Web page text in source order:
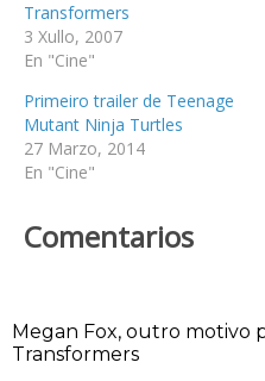
Transformers
3 Xullo, 2007
En "Cine"
Primeiro trailer de Teenage
Mutant Ninja Turtles
27 Marzo, 2014
En "Cine"
Comentarios
Megan Fox, outro motivo
Transformers